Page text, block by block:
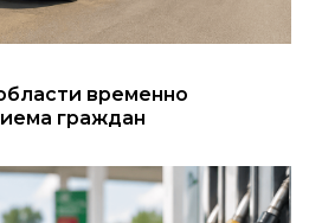
временно
граждан